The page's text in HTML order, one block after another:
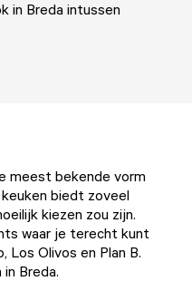
in Breda intussen
meest bekende vorm
keuken biedt zoveel
kiezen zou zijn.
waar je terecht kunt
, Los Olivos en Plan B.
Breda.